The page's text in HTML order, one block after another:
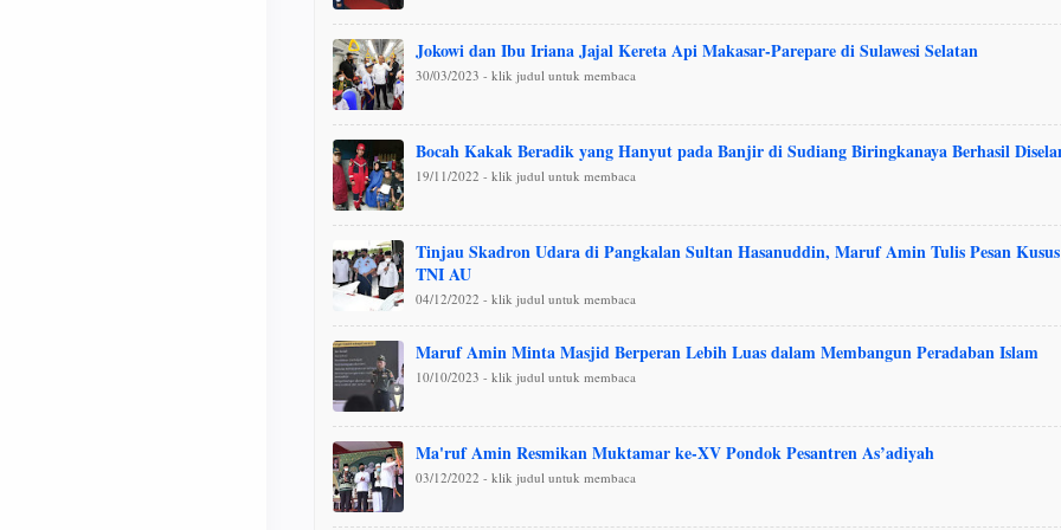
Jokowi dan Ibu Iriana Jajal Kereta Api Makasar-Parepare di Sulawesi Selatan
30/03/2023 - klik judul untuk membaca
Bocah Kakak Beradik yang Hanyut pada Banjir di Sudiang Biringkanaya Berhasil
19/11/2022 - klik judul untuk membaca
Tinjau Skadron Udara di Pangkalan Sultan Hasanuddin, Maruf Amin Tulis Pesan
TNI AU
04/12/2022 - klik judul untuk membaca
Maruf Amin Minta Masjid Berperan Lebih Luas dalam Membangun Peradaban Islam
10/10/2023 - klik judul untuk membaca
Ma'ruf Amin Resmikan Muktamar ke-XV Pondok Pesantren As’adiyah
03/12/2022 - klik judul untuk membaca